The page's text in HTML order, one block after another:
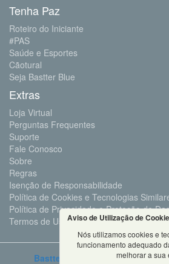
Tenha Paz
Roteiro do Iniciante
#PAS
Saúde e Esportes
Cãotural
Seja Bastter Blue
Extras
Loja Virtual
Perguntas Frequentes
Suporte
Fale Conosco
Sobre
Regras
Isenção de Responsabilidade
Política de Cookies e Tecnologias
Política de Privacidade e Proteção de
Termos de Uso
Bastter.com 2001 ©Todos os
Aviso de Utilização de
Nós utilizamos cookies e
funcionamento adequado
melhorar a sua